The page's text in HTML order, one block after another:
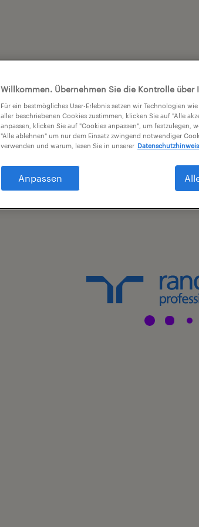
Willkommen. Übernehmen Sie die Kontrolle über
Für ein bestmögliches User-Erlebnis setzen wir Technologien
aller beschriebenen Cookies zustimmen, klicken Sie auf "Alle
anpassen, klicken Sie auf "Cookies anpassen", um festzulegen,
"Alle ablehnen" um nur dem Einsatz zwingend notwendiger
verwenden und warum, lesen Sie in unserer
Anpassen